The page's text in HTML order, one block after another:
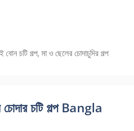
বোন চটি গল্প,মা ও ছেলের চোদাচুদির গল্প
চটি গল্প Bangla